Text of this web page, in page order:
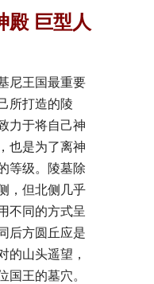
殿 巨型人
尼王国最重要
所打造的陵
力于将自己神
也是为了离神
等级。陵墓除
，但北侧几乎
不同的方式呈
后方圆丘应是
的山头遥望，
国王的墓穴。